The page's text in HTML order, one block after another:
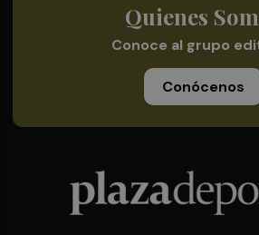
Quienes
Conoce al grupo
Conócenos